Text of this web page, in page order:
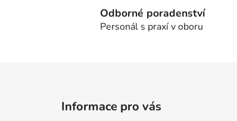
Odborné poradenství
Personál s praxí v oboru
Informace pro vás